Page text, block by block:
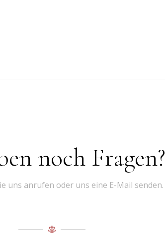
noch Fragen?
uns anrufen oder uns eine E-Mail senden.